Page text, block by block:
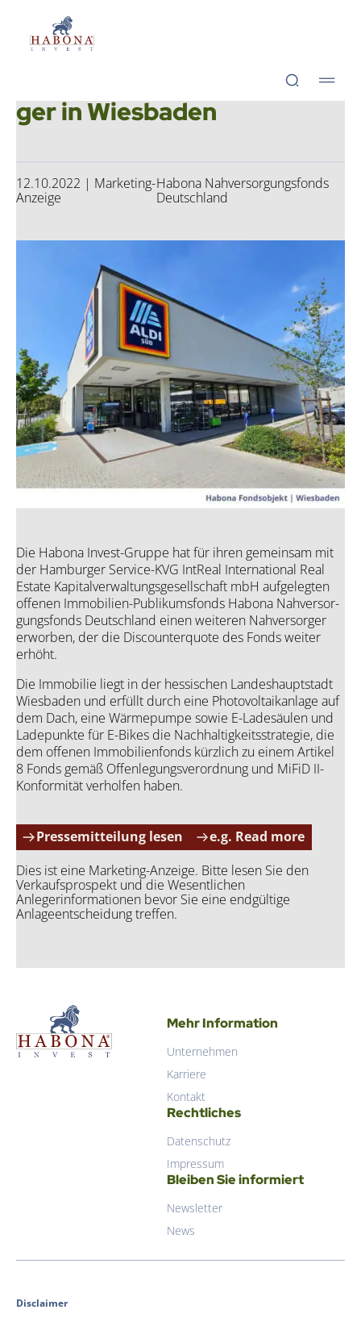
Hab­o­na Invest GmbH
Hab­o­na erwirbt Nah­ver­sor­
ger in Wies­ba­den
12.10.2022 | Marketing-
Anzeige
Habona Nahversorgungsfonds
Deutschland
Die Hab­o­na Invest-Grup­pe hat für ihren gemein­sam mit
der Ham­bur­ger Ser­vice-KVG Int­Re­al Inter­na­tio­nal Real
Estate Kapi­tal­ver­wal­tungs­ge­sell­schaft mbH auf­ge­leg­ten
offe­nen Immo­bi­li­en-Publi­kums­fonds Hab­o­na Nah­ver­sor­
gungs­fonds Deutsch­land einen wei­te­ren Nah­ver­sor­ger
erwor­ben, der die Dis­coun­ter­quo­te des Fonds wei­ter
erhöht.
Die Immo­bi­lie liegt in der hes­si­schen Lan­des­haupt­stadt
Wies­ba­den und erfüllt durch eine Pho­to­vol­ta­ik­an­la­ge auf
dem Dach, eine Wär­me­pum­pe sowie E-Lade­säu­len und
Lade­punk­te für E-Bikes die Nach­hal­tig­keits­stra­te­gie, die
dem offe­nen Immo­bi­li­en­fonds kürz­lich zu einem Arti­kel
8 Fonds gemäß Offen­le­gungs­ver­ord­nung und MiFiD II-
Kon­for­mi­tät ver­hol­fen haben.
Pressemitteilung lesen
e.g. Read more
Dies ist eine Marketing-Anzeige. Bitte lesen Sie den
Verkaufsprospekt und die Wesentlichen
Anlegerinformationen bevor Sie eine endgültige
Anlageentscheidung treffen.
Hab­o­na Invest GmbH
Mehr Information
Unternehmen
Karriere
Kontakt
Rechtliches
Datenschutz
Impressum
Bleiben Sie informiert
Newsletter
News
Disclaimer